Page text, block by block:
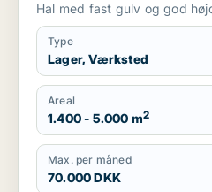
Hal med fast gulv og god
Type
Lager, Værksted
Areal
1.400 - 5.000 m2
Max. per måned
70.000 DKK